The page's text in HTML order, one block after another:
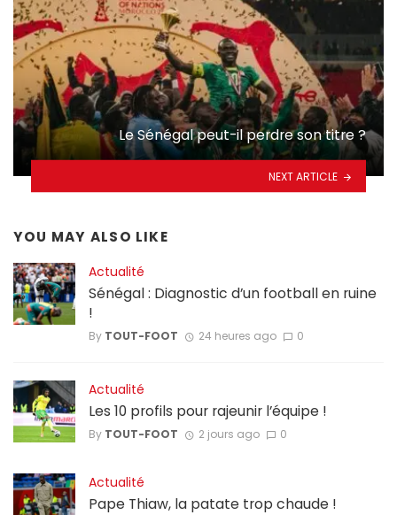
Le Sénégal peut-il perdre son titre ?
NEXT ARTICLE
YOU MAY ALSO LIKE
Actualité
Sénégal : Diagnostic d’un football en ruine
!
By TOUT-FOOT 24 heures ago 0
Actualité
Les 10 profils pour rajeunir l’équipe !
By TOUT-FOOT 2 jours ago 0
Actualité
Pape Thiaw, la patate trop chaude !